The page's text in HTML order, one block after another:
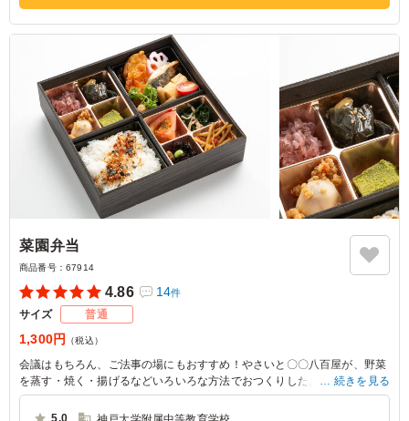
菜園弁当
商品番号： 67914
4.86 14件
サイズ 普通
1,300円 （税込）
会議はもちろん、ご法事の場にもおすすめ！やさいと〇〇八百屋が、野菜
を蒸す・焼く・揚げるなどいろいろな方法でおつくりしたおばんざいを一
折に詰め合わせました。どれにしようか迷ったときには、ぜひこちらをご
活用ください。
続きを見る
5.0